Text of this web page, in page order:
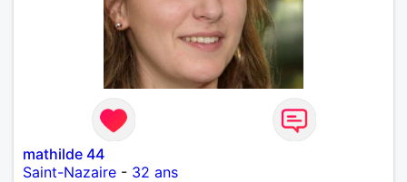
mathilde 44
Saint-Nazaire - 32 ans